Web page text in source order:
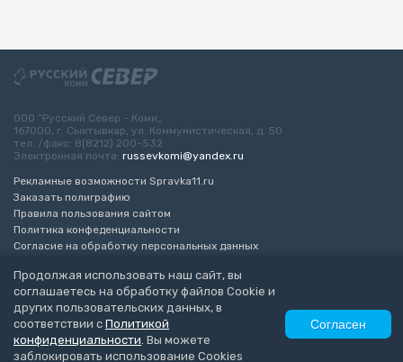
Продолжая использовать наш сайт, вы
соглашаетесь на обработку файлов Cookie и
других пользовательских данных, в
соответствии с Политикой
конфиденциальности. Вы можете
заблокировать использование Cookies
Согласен
ООО “Русский Север - Коми„
167000, г. Сыктывкар, ул. Коммунистическая, д. 50
тел. /факс: 8(8212) 200-532
Электронная почта: russevkomi@yandex.ru
Рекламные возможности Spravka11.ru
Заказать полиграфию
Правила пользования сайтом
Политика конфеденциальности
Согласие на обработку персональных данных
Разработка сайта“ЭкспертБизнесГрупп”
© 2010-2026 Русский Север - Коми